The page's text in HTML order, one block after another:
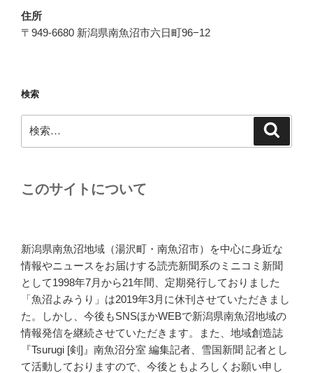
住所
〒949-6680 新潟県南魚沼市六日町96−12
検索
索:
このサイトについて
新潟県南魚沼地域（湯沢町・南魚沼市）を中心に身近な
情報やニュースをお届けする読売新聞系のミニコミ新聞
として1998年7月から21年間、定期発行しておりました
「魚沼よみうり」は2019年3月に休刊させていただきまし
た。しかし、今後もSNSほかWEBで新潟県南魚沼地域の
情報発信を継続させていただきます。また、地域創造誌
『Tsurugi [剣]』南魚沼分室 編集記者、雪国新聞 記者とし
て活動しておりますので、今後ともよろしくお願い申し